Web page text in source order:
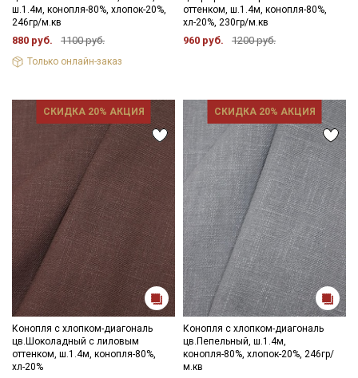
ш.1.4м, конопля-80%, хлопок-20%,
246гр/м.кв
880 руб. 1100 руб.
Только онлайн-заказ
оттенком, ш.1.4м, конопля-80%,
хл-20%, 230гр/м.кв
960 руб. 1200 руб.
СКИДКА 20% АКЦИЯ
Конопля с хлопком-диагональ
цв.Шоколадный с лиловым
оттенком, ш.1.4м, конопля-80%,
хл-20%
СКИДКА 20% АКЦИЯ
Конопля с хлопком-диагональ
цв.Пепельный, ш.1.4м,
конопля-80%, хлопок-20%, 246гр/
м.кв